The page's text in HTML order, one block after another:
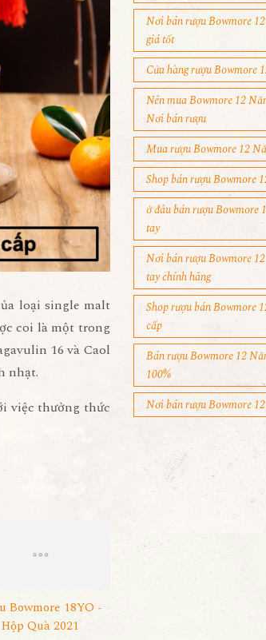
loại single malt
coi là một trong
16 và Caol
nhạt.
việc thưởng thức
Bowmore 18YO -
Hộp Quà 2021
Nơi bán rượu Bowmore
giá tốt
Cửa hàng rượu Bowmore
Nên mua Bowmore 12
Nơi bán rượu
Mua rượu Bowmore 12
Shop bán rượu Bowmore
ở đâu bán rượu Bowmore
tay
Nơi bán rượu Bowmore
tay chính hãng
Shop rượu bán Bowmore
cấp
Bán rượu Bowmore 12
100%
Nơi bán rượu Bowmore